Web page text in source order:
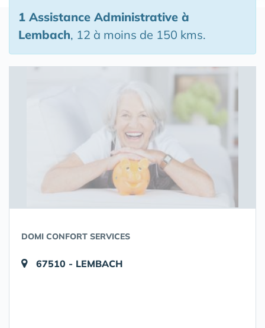
1 Assistance Administrative à
Lembach, 12 à moins de 150 kms.
DOMI CONFORT SERVICES
67510 - LEMBACH